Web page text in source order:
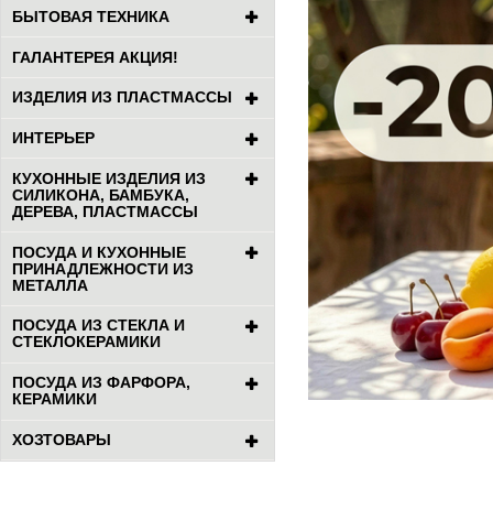
БЫТОВАЯ ТЕХНИКА
ГАЛАНТЕРЕЯ АКЦИЯ!
ИЗДЕЛИЯ ИЗ ПЛАСТМАССЫ
ИНТЕРЬЕР
КУХОННЫЕ ИЗДЕЛИЯ ИЗ
СИЛИКОНА, БАМБУКА,
ДЕРЕВА, ПЛАСТМАССЫ
ПОСУДА И КУХОННЫЕ
ПРИНАДЛЕЖНОСТИ ИЗ
МЕТАЛЛА
ПОСУДА ИЗ СТЕКЛА И
СТЕКЛОКЕРАМИКИ
ПОСУДА ИЗ ФАРФОРА,
КЕРАМИКИ
ХОЗТОВАРЫ